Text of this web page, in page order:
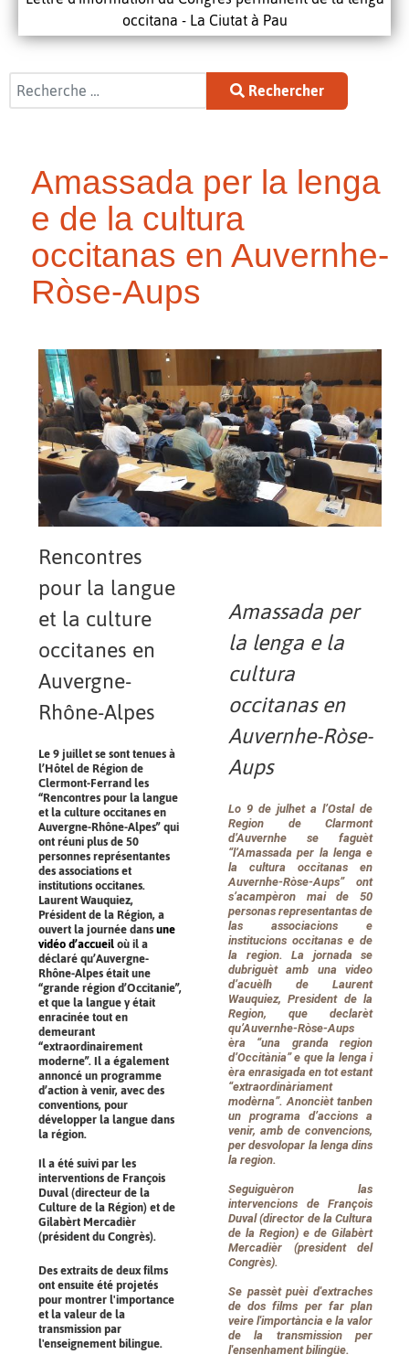
occitana - La Ciutat à Pau
Rechercher
Rechercher
Amassada per la lenga
e de la cultura
occitanas en Auvernhe-
Ròse-Aups
Rencontres
pour la langue
et la culture
occitanes en
Auvergne-
Rhône-Alpes
Le 9 juillet se sont tenues à
l’Hôtel de Région de
Clermont-Ferrand les
“Rencontres pour la langue
et la culture occitanes en
Auvergne-Rhône-Alpes” qui
ont réuni plus de 50
personnes représentantes
des associations et
institutions occitanes.
Laurent Wauquiez,
Président de la Région, a
ouvert la journée dans une
vidéo d’accueil où il a
déclaré qu’Auvergne-
Rhône-Alpes était une
“grande région d’Occitanie”,
et que la langue y était
enracinée tout en
demeurant
“extraordinairement
moderne”. Il a également
annoncé un programme
d’action à venir, avec des
conventions, pour
développer la langue dans
la région.
Il a été suivi par les
interventions de François
Duval (directeur de la
Culture de la Région) et de
Gilabèrt Mercadièr
(président du Congrès).
Des extraits de deux films
ont ensuite été projetés
pour montrer l'importance
et la valeur de la
transmission par
l'enseignement bilingue.
Amassada per
la lenga e la
cultura
occitanas en
Auvernhe-Ròse-
Aups
Lo 9 de julhet a l’Ostal de
Region de Clarmont
d’Auvernhe se faguèt
“l’Amassada per la lenga e
la cultura occitanas en
Auvernhe-Ròse-Aups” ont
s’acampèron mai de 50
personas representantas de
las associacions e
institucions occitanas e de
la region. La jornada se
dubriguèt amb una video
d’acuèlh de Laurent
Wauquiez, President de la
Region, que declarèt
qu’Auvernhe-Ròse-Aups
èra “una granda region
d’Occitània” e que la lenga i
èra enrasigada en tot estant
“extraordinàriament
modèrna”. Anoncièt tanben
un programa d’accions a
venir, amb de convencions,
per desvolopar la lenga dins
la region.
Seguiguèron las
intervencions de François
Duval (director de la Cultura
de la Region) e de Gilabèrt
Mercadièr (president del
Congrès).
Se passèt puèi d'extraches
de dos films per far plan
veire l'importància e la valor
de la transmission per
l'ensenhament bilingüe.